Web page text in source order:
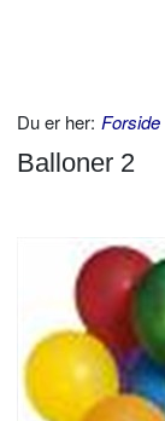
Du er her: Forside
Balloner 2